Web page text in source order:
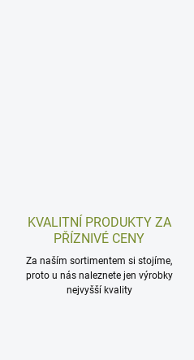
KVALITNÍ PRODUKTY ZA
PŘÍZNIVÉ CENY
Za naším sortimentem si stojíme,
proto u nás naleznete jen výrobky
nejvyšší kvality